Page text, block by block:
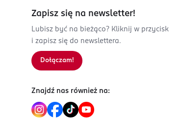
Zapisz się na newsletter!
Lubisz być na bieżąco? Kliknij w przycisk
i zapisz się do newslettera.
Dołączam!
Znajdź nas również na: